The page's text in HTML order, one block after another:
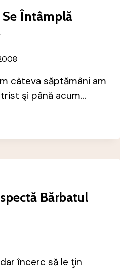
Întâmplă
câteva săptămâni am
şi până acum…
Bărbatul
încerc să le ţin